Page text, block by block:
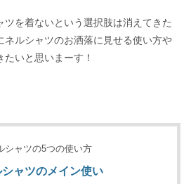
ツを着ないという選択肢は消えてきた
ネルシャツのお洒落に見せる使い方や
いと思いまーす！
シャツの5つの使い方
ャツのメイン使い